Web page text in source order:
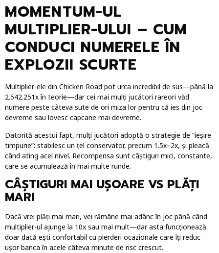
MOMENTUM-UL
MULTIPLIER-ULUI – CUM
CONDUCI NUMERELE ÎN
EXPLOZII SCURTE
Multiplier-ele din Chicken Road pot urca incredibil de sus—până la
2.542.251x în teorie—dar cei mai mulți jucători rareori văd
numere peste câteva sute de ori miza lor pentru că ies din joc
devreme sau lovesc capcane mai devreme.
Datorită acestui fapt, mulți jucători adoptă o strategie de “ieșire
timpurie”: stabilesc un țel conservator, precum 1.5x–2x, și pleacă
când ating acel nivel. Recompensa sunt câștiguri mici, constante,
care se acumulează în mai multe runde.
CÂȘTIGURI MAI UȘOARE VS PLĂȚI
MARI
Dacă vrei plăți mai mari, vei rămâne mai adânc în joc până când
multiplier-ul ajunge la 10x sau mai mult—dar asta funcționează
doar dacă ești confortabil cu pierderi ocazionale care îți reduc
ușor banca în acele câteva minute de risc crescut.